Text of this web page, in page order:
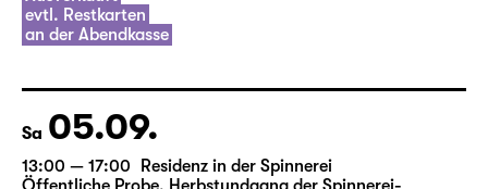
evtl. Restkarten
an der Abendkasse
Sa 05.09.
13:00 — 17:00
Residenz in der Spinnerei